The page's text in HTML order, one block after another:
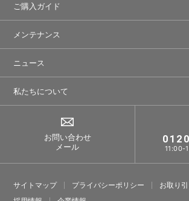
ご購入ガイド
メンテナンス
ニュース
私たちについて
お問い合わせ
メール
11:00-
サイトマップ プライバシーポリシー
お取り